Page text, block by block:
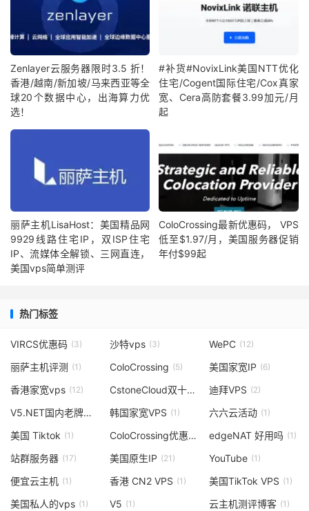
Zenlayer云服务器限时3.5 折！
香港/越南/新加坡/马来西亚等全
球20个数据中心，出海算力优
选！
#补货#NovixLink美国NTT优化
住宅/Cogent国际住宅/Cox真家
宽、Cera高防套餐3.99加元/月
起
丽萨主机LisaHost：美国精品网
9929线路住宅IP，双ISP住宅
IP、流媒体全解锁、三网直连，
美国vps简单测评
ColoCrossing最新优惠码， VPS
低至$1.97/月，美国服务器促销
年付$99起
热门标签
VIRCS优惠码 (3) 沙特vps (3) WePC (12)
丽萨主机评测 (1) ColoCrossing (5) 美国家宽IP (6)
香港家宽vps (12) CstoneCloud双十二活动 (1)
迪拜VPS (2)
V5.NET国内老牌云服务商 (1)
韩国家宽VPS (1) 六六云活动 (1)
美国 Tiktok (1) ColoCrossing优惠码 (2)edgeNAT 好用吗 (1)
站群服务器 (17) 美国原生IP (21) YouTube (1)
便宜云主机 (1) 香港 CN2 VPS (1) 美国TikTok VPS (1)
美国私人的vps (1) V5 (1) 云主机测评博客 (1)